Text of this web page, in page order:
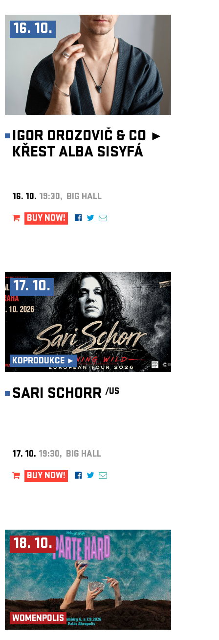
16. 10.
IGOR OROZOVIČ & CO ►
KŘEST ALBA SISYFÁ
16. 10. 19:30, BIG HALL
BUY NOW!
17. 10.
KOPRODUKCE ►
SARI SCHORR /US
17. 10. 19:30, BIG HALL
BUY NOW!
18. 10.
WOMENPOLIS